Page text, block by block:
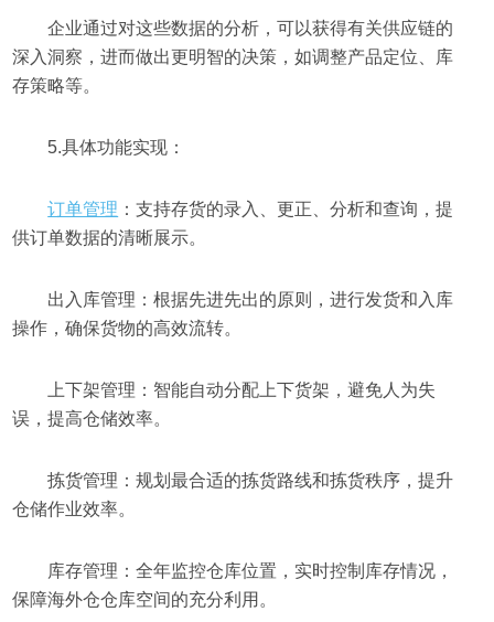
企业通过对这些数据的分析，可以获得有关供应链的
深入洞察，进而做出更明智的决策，如调整产品定位、库
存策略等。
5.具体功能实现：
订单管理 ：支持存货的录入、更正、分析和查询，提
供订单数据的清晰展示。
出入库管理：根据先进先出的原则，进行发货和入库
操作，确保货物的高效流转。
上下架管理：智能自动分配上下货架，避免人为失
误，提高仓储效率。
拣货管理：规划最合适的拣货路线和拣货秩序，提升
仓储作业效率。
库存管理：全年监控仓库位置，实时控制库存情况，
保障海外仓仓库空间的充分利用。